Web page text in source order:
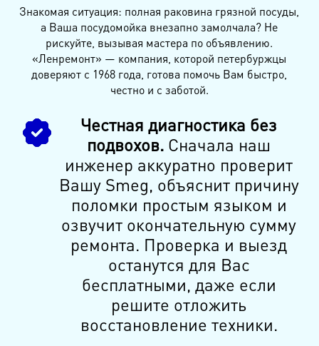
Знакомая ситуация: полная раковина грязной посуды,
а Ваша посудомойка внезапно замолчала? Не
рискуйте, вызывая мастера по объявлению.
«Ленремонт» — компания, которой петербуржцы
доверяют с 1968 года, готова помочь Вам быстро,
честно и с заботой.
Честная диагностика без
подвохов. Сначала наш
инженер аккуратно проверит
Вашу Smeg, объяснит причину
поломки простым языком и
озвучит окончательную сумму
ремонта. Проверка и выезд
останутся для Вас
бесплатными, даже если
решите отложить
восстановление техники.